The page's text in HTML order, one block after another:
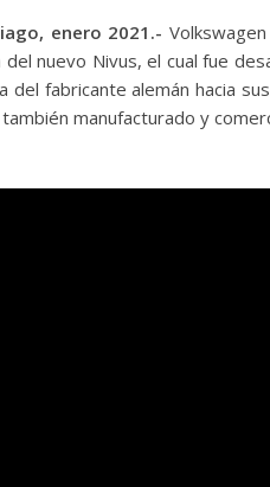
enero 2021.-
nuevo Nivus, el cual fue
del fabricante alemán hacia
manufacturado y